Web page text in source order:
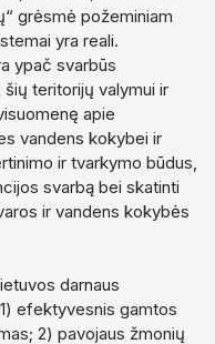
grėsmė požeminiam
yra reali.
ypač svarbūs
teritorijų valymui ir
apie
vandens kokybei ir
ir tvarkymo būdus,
svarbą bei skatinti
ir vandens kokybės
darnaus
efektyvesnis gamtos
2) pavojaus žmonių